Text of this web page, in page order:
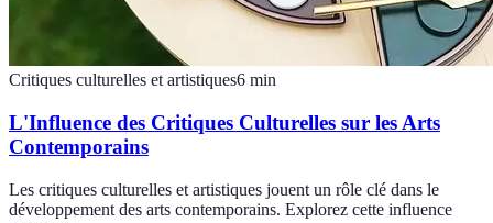
Critiques culturelles et artistiques6 min
L'Influence des Critiques Culturelles sur les Arts
Contemporains
Les critiques culturelles et artistiques jouent un rôle clé dans le
développement des arts contemporains. Explorez cette influence